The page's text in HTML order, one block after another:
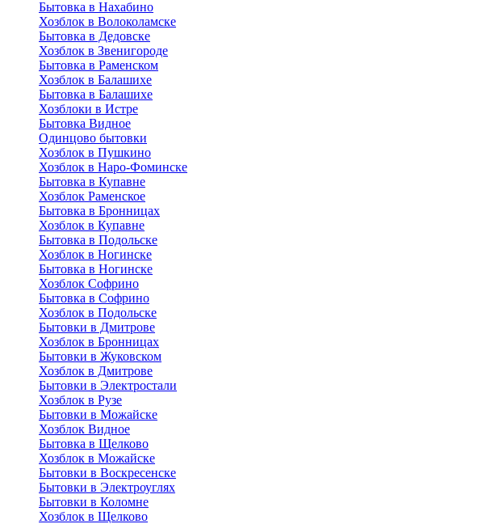
Бытовка в Нахабино
Хозблок в Волоколамске
Бытовкa в Дедовске
Хозблок в Звенигороде
Бытовка в Раменском
Хозблок в Балашихе
Бытовкa в Балашихе
Хозблоки в Истре
Бытовка Видное
Одинцово бытовки
Хозблок в Пушкино
Хозблок в Наро-Фоминске
Бытовка в Купавне
Хозблок Раменское
Бытовка в Бронницах
Хозблок в Купавне
Бытовка в Подольске
Хозблок в Ногинске
Бытовка в Ногинске
Хозблок Софрино
Бытовка в Софрино
Хозблок в Подольске
Бытовки в Дмитрове
Хозблок в Бронницах
Бытовки в Жуковском
Хозблок в Дмитрове
Бытовки в Электростали
Хозблок в Рузе
Бытовки в Можайске
Хозблок Видное
Бытовкa в Щелково
Хозблок в Можайске
Бытовки в Воскресенске
Бытовки в Электроуглях
Бытовки в Коломне
Хозблок в Щелково